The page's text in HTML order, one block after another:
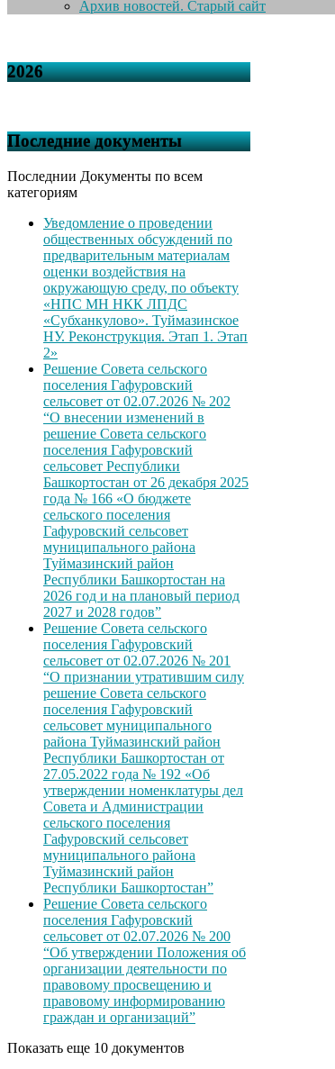
Архив новостей. Старый сайт
2026
Последние документы
Последнии Документы по всем
категориям
Уведомление о проведении
общественных обсуждений по
предварительным материалам
оценки воздействия на
окружающую среду, по объекту
«НПС МН НКК ЛПДС
«Субханкулово». Туймазинское
НУ. Реконструкция. Этап 1. Этап
2»
Решение Совета сельского
поселения Гафуровский
сельсовет от 02.07.2026 № 202
“О внесении изменений в
решение Совета сельского
поселения Гафуровский
сельсовет Республики
Башкортостан от 26 декабря 2025
года № 166 «О бюджете
сельского поселения
Гафуровский сельсовет
муниципального района
Туймазинский район
Республики Башкортостан на
2026 год и на плановый период
2027 и 2028 годов”
Решение Совета сельского
поселения Гафуровский
сельсовет от 02.07.2026 № 201
“О признании утратившим силу
решение Совета сельского
поселения Гафуровский
сельсовет муниципального
района Туймазинский район
Республики Башкортостан от
27.05.2022 года № 192 «Об
утверждении номенклатуры дел
Совета и Администрации
сельского поселения
Гафуровский сельсовет
муниципального района
Туймазинский район
Республики Башкортостан”
Решение Совета сельского
поселения Гафуровский
сельсовет от 02.07.2026 № 200
“Об утверждении Положения об
организации деятельности по
правовому просвещению и
правовому информированию
граждан и организаций”
Показать еще 10 документов